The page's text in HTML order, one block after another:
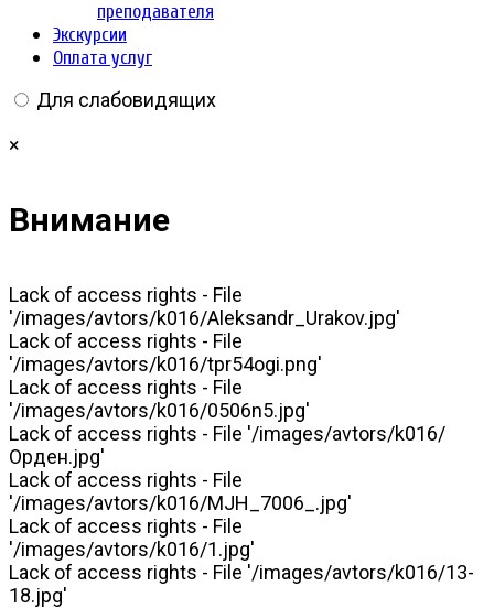
преподавателя
Экскурсии
Оплата услуг
Для слабовидящих
×
Внимание
Lack of access rights - File
'/images/avtors/k016/Aleksandr_Urakov.jpg'
Lack of access rights - File
'/images/avtors/k016/tpr54ogi.png'
Lack of access rights - File
'/images/avtors/k016/0506n5.jpg'
Lack of access rights - File '/images/avtors/k016/
Орден.jpg'
Lack of access rights - File
'/images/avtors/k016/MJH_7006_.jpg'
Lack of access rights - File
'/images/avtors/k016/1.jpg'
Lack of access rights - File '/images/avtors/k016/13-
18.jpg'